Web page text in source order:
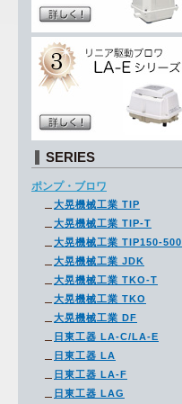
SERIES
ポンプ・ブロワ
大晃機械工業 TIP
大晃機械工業 TIP-T
大晃機械工業 TIP150-500
大晃機械工業 JDK
大晃機械工業 TKO-T
大晃機械工業 TKO
大晃機械工業 DF
日東工器 LA-C/LA-E
日東工器 LA
日東工器 LA-F
日東工器 LAG